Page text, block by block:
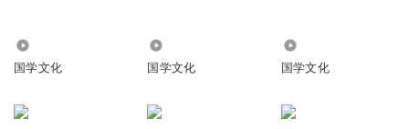
国学文化 国学文化 国学文化